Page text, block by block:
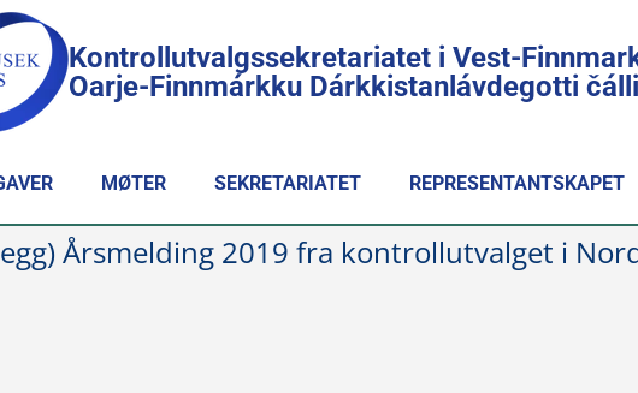
Kontrollutvalgssekretariatet i Vest-
Oarje-Finnmárkku Dárkkistanlávdegotti
MØTER SEKRETARIATET REPRESENTANTSKAPET
Årsmelding 2019 fra kontrollutvalget i